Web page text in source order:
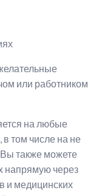
или работником
на любые
том числе на не
также можете
напрямую через
и медицинских